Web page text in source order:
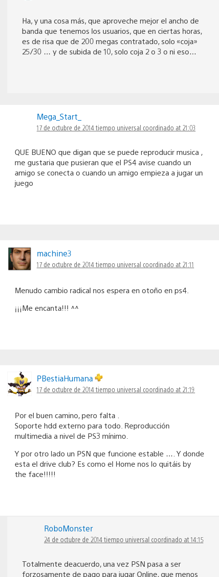
Ha, y una cosa más, que aproveche mejor el ancho de
banda que tenemos los usuarios, que en ciertas horas,
es de risa que de 200 megas contratado, solo «coja»
25/30 … y de subida de 10, solo coja 2 o 3 o ni eso…
Mega_Start_
17 de octubre de 2014 tiempo universal coordinado at 21:03
QUE BUENO que digan que se puede reproducir musica ,
me gustaria que pusieran que el PS4 avise cuando un
amigo se conecta o cuando un amigo empieza a jugar un
juego
machine3
17 de octubre de 2014 tiempo universal coordinado at 21:11
Menudo cambio radical nos espera en otoño en ps4.
¡¡¡Me encanta!!! ^^
PBestiaHumana
17 de octubre de 2014 tiempo universal coordinado at 21:19
Por el buen camino, pero falta .
Soporte hdd externo para todo. Reproducción
multimedia a nivel de PS3 mínimo.
Y por otro lado un PSN que funcione estable …. Y donde
esta el drive club? Es como el Home nos lo quitáis by
the face!!!!!
RoboMonster
24 de octubre de 2014 tiempo universal coordinado at 14:15
Totalmente deacuerdo, una vez PSN pasa a ser
forzosamente de pago para jugar Online, que menos